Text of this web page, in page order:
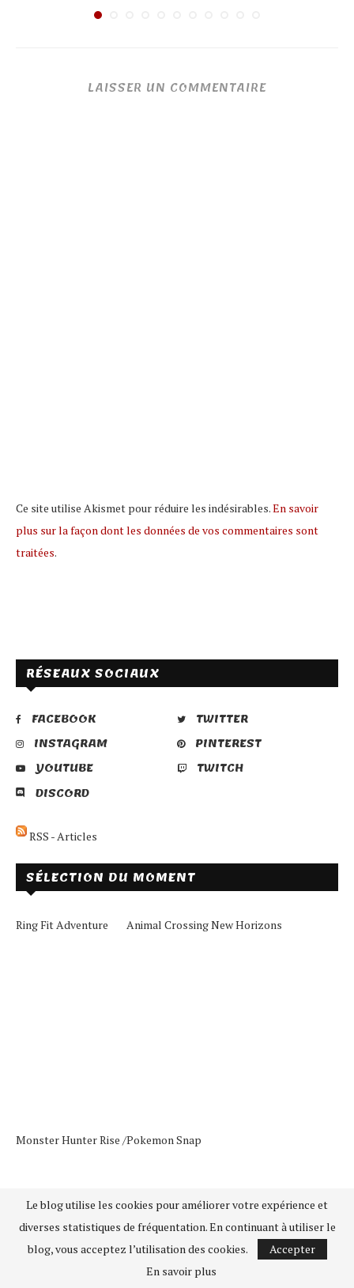
LAISSER UN COMMENTAIRE
Ce site utilise Akismet pour réduire les indésirables.En savoir
plus sur la façon dont les données de vos commentaires sont
traitées.
RÉSEAUX SOCIAUX
FACEBOOK
TWITTER
INSTAGRAM
PINTEREST
YOUTUBE
TWITCH
DISCORD
RSS - Articles
SÉLECTION DU MOMENT
Ring Fit Adventure Animal Crossing New Horizons
Monster Hunter Rise /Pokemon Snap
Le blog utilise les cookies pour améliorer votre expérience et
diverses statistiques de fréquentation. En continuant à utiliser le
blog, vous acceptez l’utilisation des cookies.
Accepter
En savoir plus